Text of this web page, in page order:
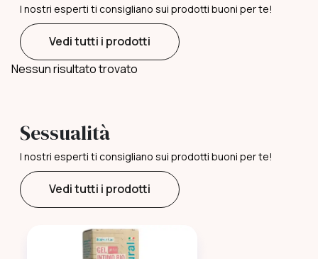
I nostri esperti ti consigliano sui prodotti buoni per te!
Vedi tutti i prodotti
Nessun risultato trovato
Sessualità
I nostri esperti ti consigliano sui prodotti buoni per te!
Vedi tutti i prodotti